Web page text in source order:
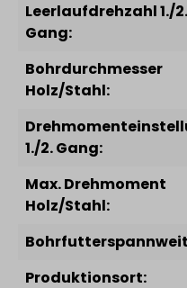
Leerlaufdrehzahl 1./2.
Gang:
Bohrdurchmesser
Holz/Stahl:
1./2. Gang:
Max. Drehmoment
Holz/Stahl:
Produktionsort: